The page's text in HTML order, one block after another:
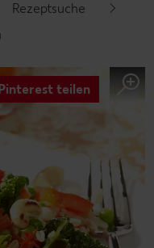
Rezeptsuche
teilen